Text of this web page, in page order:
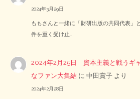
2024年3月29日
ももさんと一緒に「財研出版の共同代表」
件を重く受け止…
2024年2月25日 資本主義と戦うギ
なファン大集結 に中田賞子 より
2024年2月28日